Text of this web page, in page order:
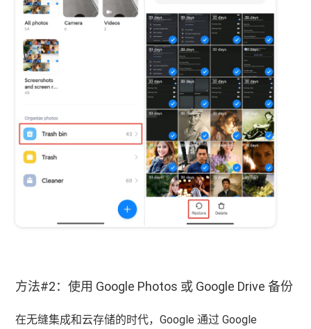
方法#2：使用 Google Photos 或 Google Drive 备份
在无缝集成和云存储的时代，Google 通过 Google